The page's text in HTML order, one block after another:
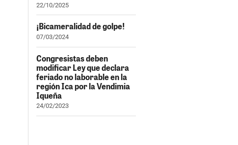
22/10/2025
¡Bicameralidad de golpe!
07/03/2024
Congresistas deben
modificar Ley que declara
feriado no laborable en la
región Ica por la Vendimia
Iqueña
24/02/2023